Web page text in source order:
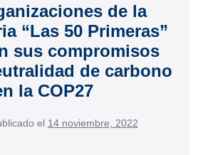
de la
“Las 50 Primeras”
sus compromisos
de carbono
la COP27
el 14 noviembre, 2022